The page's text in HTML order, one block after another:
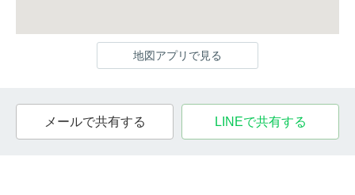
地図アプリで見る
メールで共有する LINEで共有する